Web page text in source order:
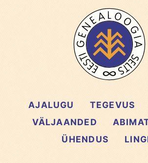
AJALUGU TEGEVUS
VÄLJAANDED
ÜHENDUS